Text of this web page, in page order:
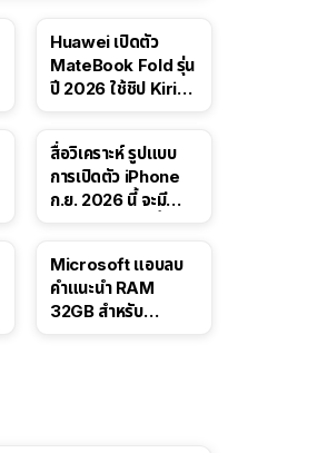
Huawei เปิดตัว
MateBook Fold รุ่น
ปี 2026 ใช้ชิป Kirin
สื่อวิเคราะห์ รูปแบบ
การเปิดตัว iPhone
ก.ย. 2026 นี้ จะมี
Microsoft แอบลบ
คำแนะนำ RAM
32GB สำหรับ